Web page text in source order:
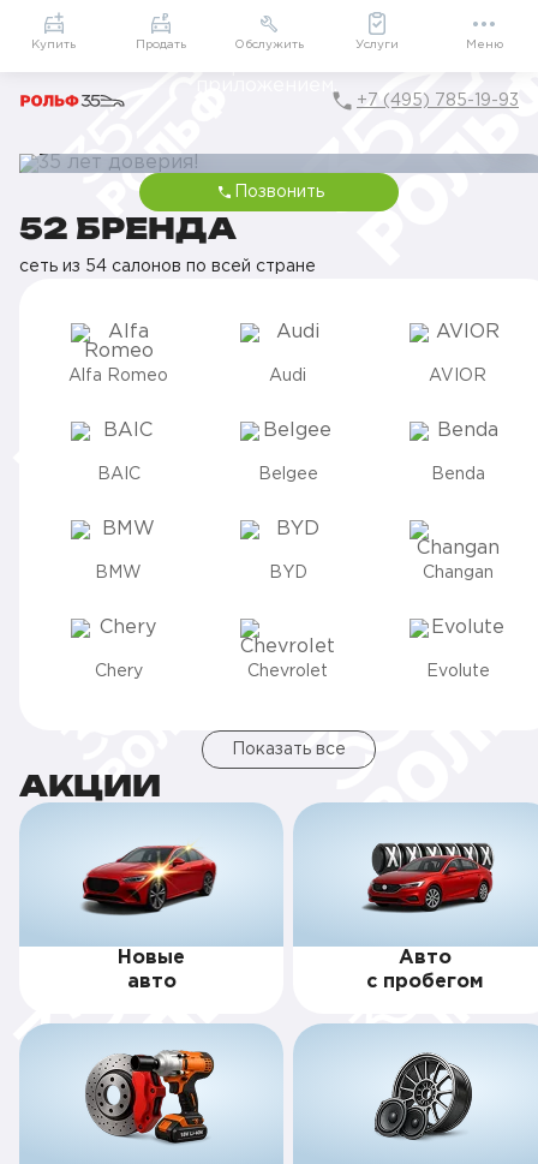
Приложение
Мой РОЛЬФ
Подарки внутри
+7 (495) 785-19-93
35 ЛЕТ ДОВЕРИЯ!
От первого визита до семейной традиции вместе с вами
Позвонить
52 БРЕНДА
сеть из 54 салонов по всей стране
Alfa Romeo Audi AVIOR
BAIC Belgee Benda
BMW BYD Changan
Chery Chevrolet Evolute
Показать все
АКЦИИ
Новые
авто
Авто
с пробегом
Купить Продать Обслужить Услуги Меню